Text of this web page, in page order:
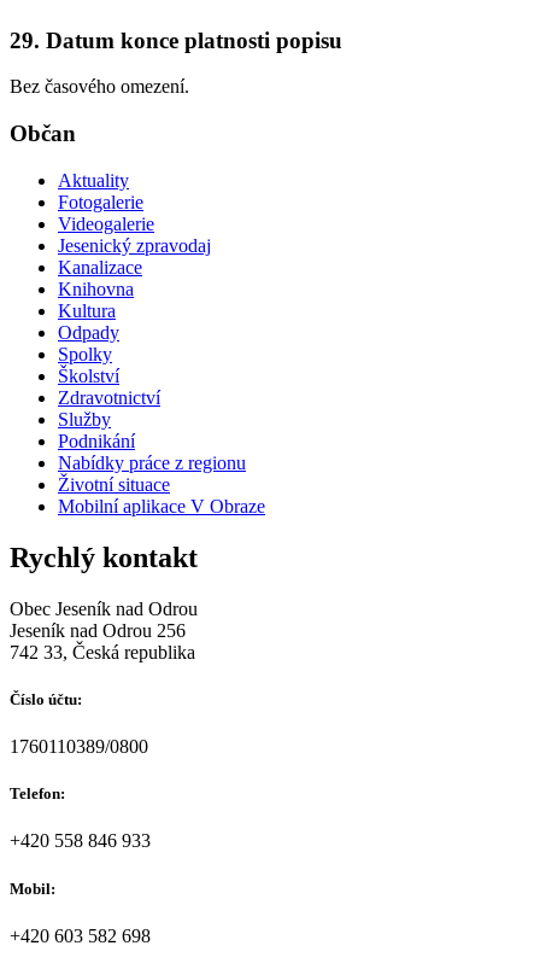
29. Datum konce platnosti popisu
Bez časového omezení.
Občan
Aktuality
Fotogalerie
Videogalerie
Jesenický zpravodaj
Kanalizace
Knihovna
Kultura
Odpady
Spolky
Školství
Zdravotnictví
Služby
Podnikání
Nabídky práce z regionu
Životní situace
Mobilní aplikace V Obraze
Rychlý kontakt
Obec Jeseník nad Odrou
Jeseník nad Odrou 256
742 33, Česká republika
Číslo účtu:
1760110389/0800
Telefon:
+420 558 846 933
Mobil:
+420 603 582 698